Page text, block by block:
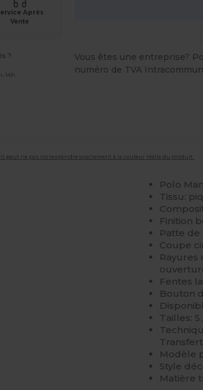
Après
Vente
?
14h
Vous êtes une entreprise?
numéro de TVA
ne pas correspondre exactement à la couleur réelle du produit.
Polo
Tissu:
Finition
Patte
Coupe
Rayures
Fentes
Bouton
Tailles: S
Transfert
Modèle
Style
Matière